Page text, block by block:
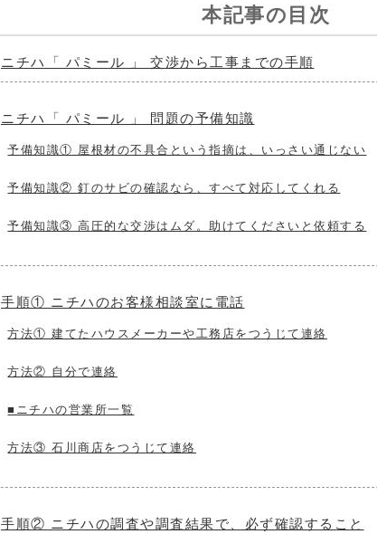
本記事の目次
ニチハ「 パミール 」 交渉から工事までの手順
ニチハ「 パミール 」 問題の予備知識
予備知識① 屋根材の不具合という指摘は、いっさい通じない
予備知識② 釘のサビの確認なら、すべて対応してくれる
予備知識③ 高圧的な交渉はムダ。助けてくださいと依頼する
手順① ニチハのお客様相談室に電話
方法① 建てたハウスメーカーや工務店をつうじて連絡
方法② 自分で連絡
■ニチハの営業所一覧
方法③ 石川商店をつうじて連絡
手順② ニチハの調査や調査結果で、必ず確認すること